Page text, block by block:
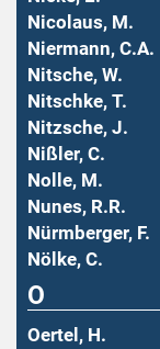
Nicolaus, M.
Niermann, C.A.
Nitsche, W.
Nitschke, T.
Nitzsche, J.
Nißler, C.
Nolle, M.
Nunes, R.R.
Nürmberger, F.
Nölke, C.
O
Oertel, H.